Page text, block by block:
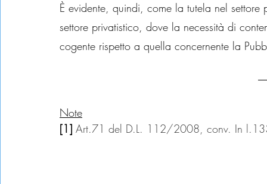
È evidente, quindi, come la tutela nel
settore privatistico, dove la necessità di
cogente rispetto a quella concernente la
Note
[1] Art.71 del D.L. 112/2008, conv. In